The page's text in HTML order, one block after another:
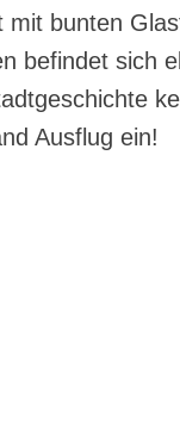
bunten
befindet sich
Ausflug ein!